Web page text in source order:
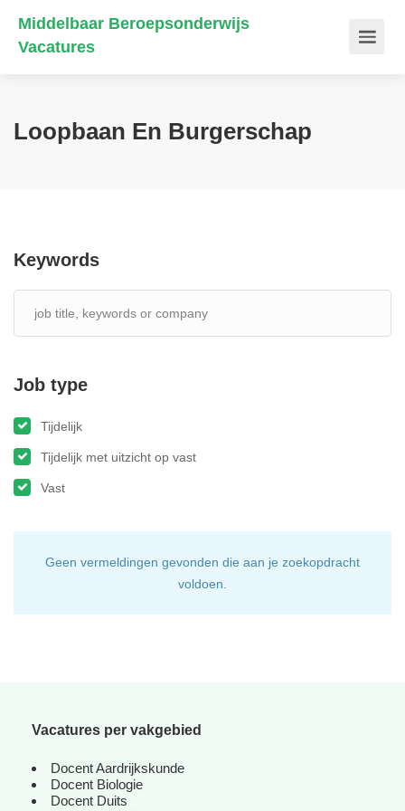
Middelbaar Beroepsonderwijs
Vacatures
Loopbaan En Burgerschap
Keywords
Job type
Tijdelijk
Tijdelijk met uitzicht op vast
Vast
Geen vermeldingen gevonden die aan je zoekopdracht
voldoen.
Vacatures per vakgebied
Docent Aardrijkskunde
Docent Biologie
Docent Duits